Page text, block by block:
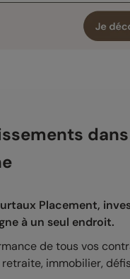
dans
Placement,
à un seul endroit.
de tous vos
retraite, immobilier,